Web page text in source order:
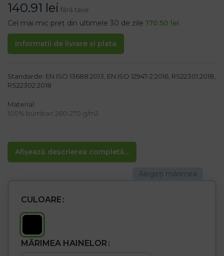
140.91 lei fără taxe
Cel mai mic preț din ultimele 30 de zile 170.50 lei
Informatii de livrare si plata
Afișează descrierea completă...
Standarde: EN ISO 13688:2013, EN ISO 12947-2:2016, RS22301:2018,
RS22302:2018
Material:
100% bumbac 260-270 g/m2
– închidere cu nasturi
– 3 buzunare la piept, 2 cu nasturi și un buzunar pentru telefon
mobil cu velcro
CULOARE
MĂRIMEA HAINELOR